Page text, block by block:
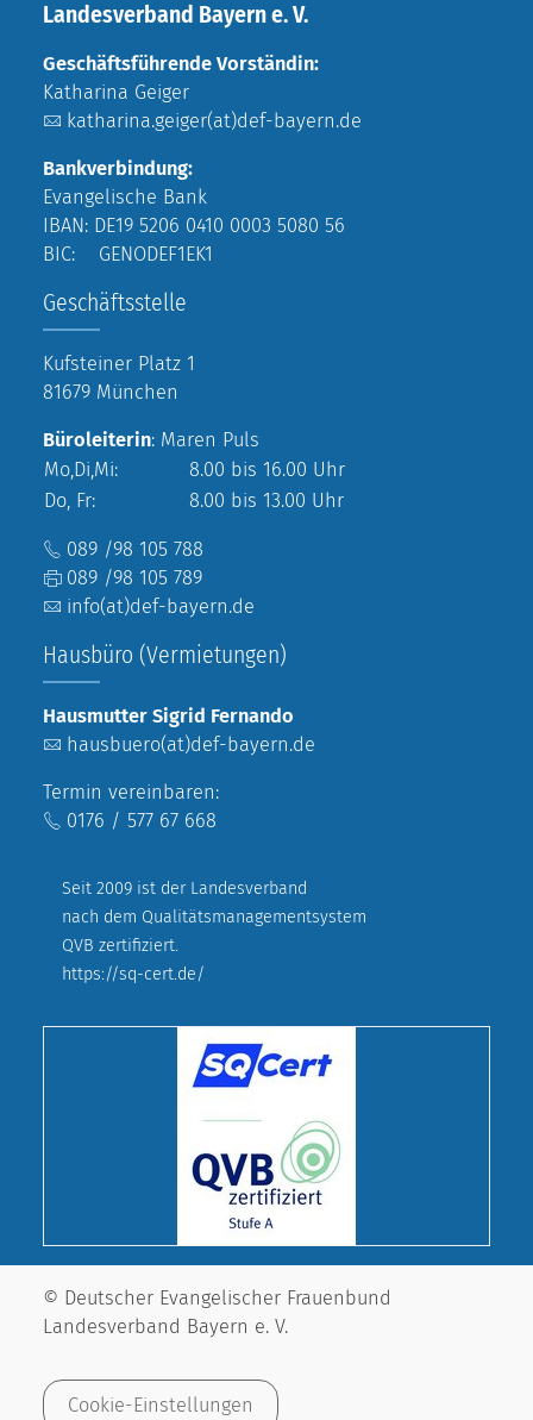
Landesverband Bayern e. V.
Geschäftsführende Vorständin:
Katharina Geiger
katharina.geiger(at)def-bayern.de
Bankverbindung:
Evangelische Bank
IBAN: DE19 5206 0410 0003 5080 56
BIC: GENODEF1EK1
Geschäftsstelle
Kufsteiner Platz 1
81679 München
Büroleiterin: Maren Puls
Mo,Di,Mi:
8.00 bis 16.00 Uhr
Do, Fr:
8.00 bis 13.00 Uhr
089 /98 105 788
089 /98 105 789
info(at)def-bayern.de
Hausbüro (Vermietungen)
Hausmutter Sigrid Fernando
hausbuero(at)def-bayern.de
Termin vereinbaren:
0176 / 577 67 668
Seit 2009 ist der Landesverband
nach dem Qualitätsmanagementsystem
QVB zertifiziert.
https://sq-cert.de/
© Deutscher Evangelischer Frauenbund
Landesverband Bayern e. V.
Cookie-Einstellungen